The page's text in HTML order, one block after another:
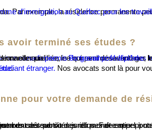
d'immigration au Québec pour les
avoir terminé ses études ?
canadienne, leProgramme fédéral des
peuvent demander unpermis de travail post-diplôme
étranger.
.
pour votre demande de
de succès.